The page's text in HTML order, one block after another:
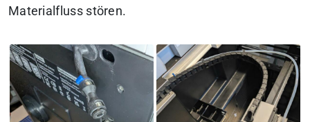
Materialfluss stören.